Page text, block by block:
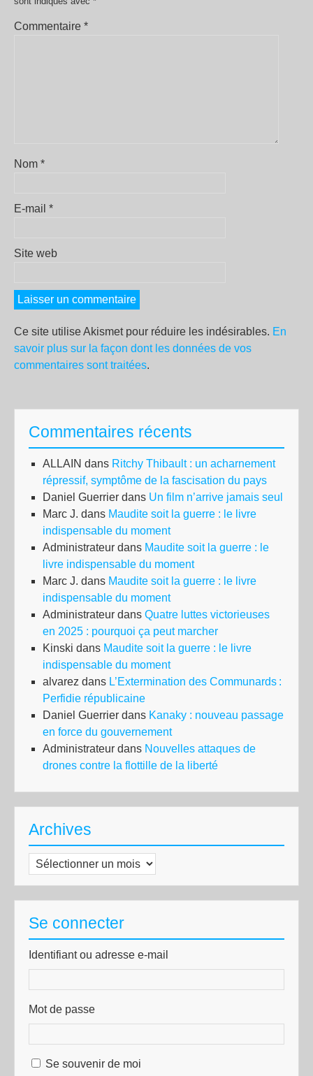
Commentaire *
Nom *
E-mail *
Site web
Ce site utilise Akismet pour réduire les indésirables. En
savoir plus sur la façon dont les données de vos
commentaires sont traitées.
Commentaires récents
ALLAIN dans Ritchy Thibault : un acharnement
répressif, symptôme de la fascisation du pays
Daniel Guerrier dans Un film n’arrive jamais seul
Marc J. dans Maudite soit la guerre : le livre
indispensable du moment
Administrateur dans Maudite soit la guerre : le
livre indispensable du moment
Marc J. dans Maudite soit la guerre : le livre
indispensable du moment
Administrateur dans Quatre luttes victorieuses
en 2025 : pourquoi ça peut marcher
Kinski dans Maudite soit la guerre : le livre
indispensable du moment
alvarez dans L’Extermination des Communards :
Perfidie républicaine
Daniel Guerrier dans Kanaky : nouveau passage
en force du gouvernement
Administrateur dans Nouvelles attaques de
drones contre la flottille de la liberté
Archives
Archives
Se connecter
Identifiant ou adresse e-mail
Mot de passe
Se souvenir de moi